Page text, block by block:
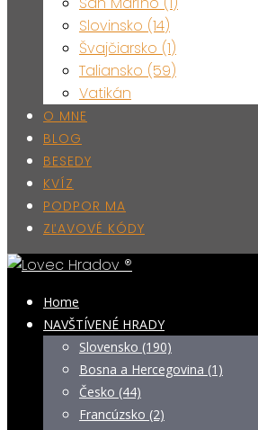
Slovinsko (14)
Švajčiarsko (1)
Taliansko (59)
Vatikán
O MNE
BLOG
BESEDY
KVÍZ
PODPOR MA
ZĽAVOVÉ KÓDY
Home
NAVŠTÍVENÉ HRADY
Slovensko (190)
Bosna a Hercegovina (1)
Česko (44)
Francúzsko (2)